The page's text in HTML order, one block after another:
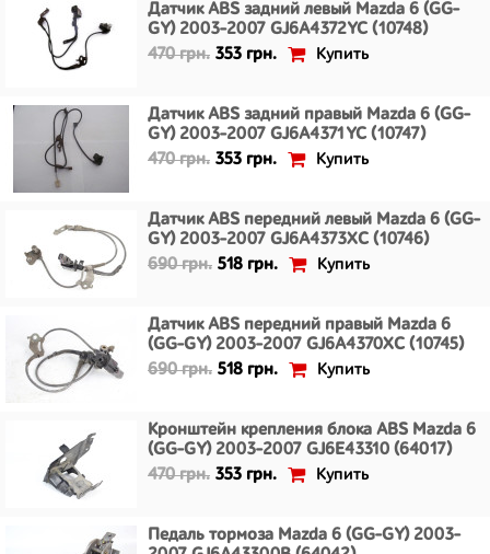
Датчик ABS задний левый Mazda 6 (GG-
GY) 2003-2007 GJ6A4372YC (10748)
470 грн. 353 грн. Купить
Датчик ABS задний правый Mazda 6 (GG-
GY) 2003-2007 GJ6A4371YC (10747)
470 грн. 353 грн. Купить
Датчик ABS передний левый Mazda 6 (GG-
GY) 2003-2007 GJ6A4373XC (10746)
690 грн. 518 грн. Купить
Датчик ABS передний правый Mazda 6
(GG-GY) 2003-2007 GJ6A4370XC (10745)
690 грн. 518 грн. Купить
Кронштейн крепления блока ABS Mazda 6
(GG-GY) 2003-2007 GJ6E43310 (64017)
470 грн. 353 грн. Купить
Педаль тормоза Mazda 6 (GG-GY) 2003-